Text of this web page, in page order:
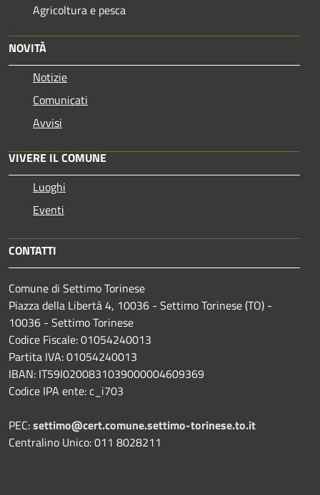
Agricoltura e pesca
NOVITÀ
Notizie
Comunicati
Avvisi
VIVERE IL COMUNE
Luoghi
Eventi
CONTATTI
Comune di Settimo Torinese
Piazza della Libertà 4, 10036 - Settimo Torinese (TO) -
10036 - Settimo Torinese
Codice Fiscale: 01054240013
Partita IVA: 01054240013
IBAN: IT59I0200831039000004609369
Codice IPA ente: c_i703
PEC:settimo@cert.comune.settimo-torinese.to.it
Centralino Unico: 011 8028211